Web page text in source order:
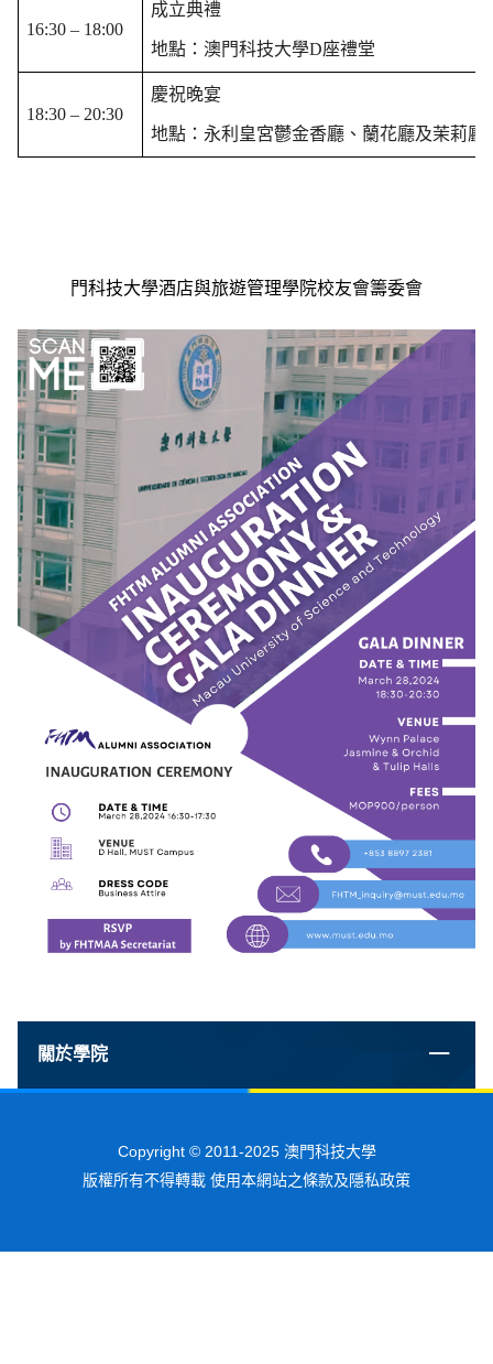
16:30 – 18:00
成立典禮
地點：澳門科技大學D座禮堂
18:30 – 20:30
慶祝晚宴
地點：永利皇宮鬱金香廳、蘭花廳及茉莉廳
門科技大學酒店與旅遊管理學院校友會籌委會
關於學院
Copyright © 2011-2025 澳門科技大學
版權所有不得轉載 使用本網站之條款及隱私政策